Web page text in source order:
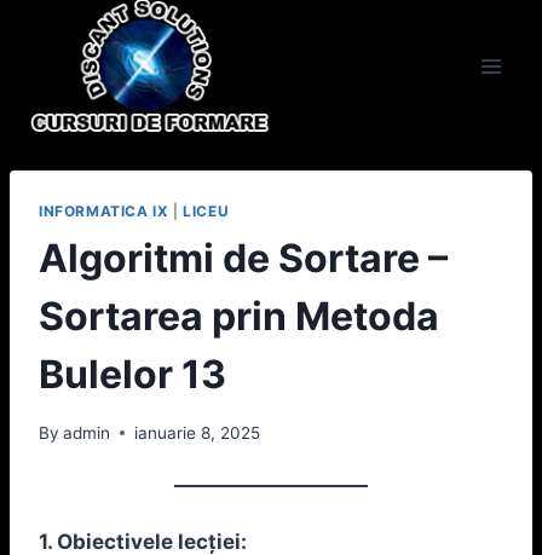
INFORMATICA IX |LICEU
Algoritmi de Sortare –
Sortarea prin Metoda
Bulelor 13
By admin ianuarie 8, 2025
1. Obiectivele lecției: